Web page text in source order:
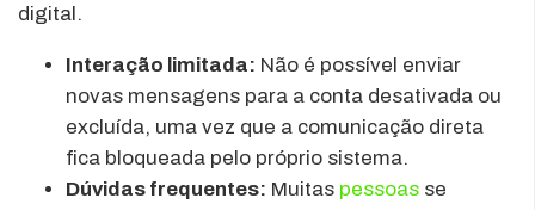
digital.
Interação limitada: Não é possível enviar
novas mensagens para a conta desativada ou
excluída, uma vez que a comunicação direta
fica bloqueada pelo próprio sistema.
Dúvidas frequentes: Muitas pessoas se